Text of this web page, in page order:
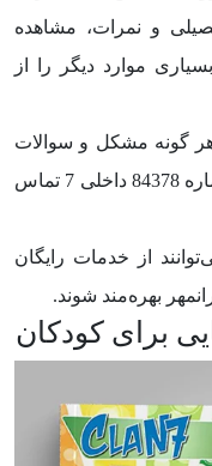
و نمرات، مشاهده
موارد دیگر را از
گونه مشکل و سوالات
فنی با واحد پشتیبانی فنی ایرانمهر به شماره 84378 داخلی 7 تماس
از خدمات رایگان
بهره‌مند شوند.
برای کودکان